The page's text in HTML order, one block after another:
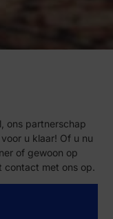
ons partnerschap
u klaar! Of u nu
of gewoon op
contact met ons op.